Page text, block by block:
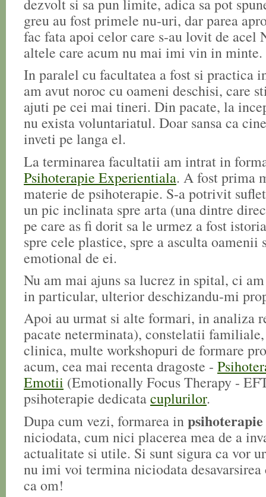
dezvolt si sa pun limite, adica sa pot
greu au fost primele nu-uri, dar parea
fac fata apoi celor care s-au lovit de acel
altele care acum nu mai imi vin in minte.
In paralel cu facultatea a fost si practica
am avut noroc cu oameni deschisi, care
ajuti pe cei mai tineri. Din pacate, la
nu exista voluntariatul. Doar sansa ca
inveti pe langa el.
La terminarea facultatii am intrat in
Psihoterapie Experientiala. A fost prima
materie de psihoterapie. S-a potrivit
un pic inclinata spre arta (una dintre
pe care as fi dorit sa le urmez a fost
spre cele plastice, spre a asculta oamenii
emotional de ei.
Nu am mai ajuns sa lucrez in spital, ci
in particular, ulterior deschizandu-mi
Apoi au urmat si alte formari, in analiza
pacate neterminata), constelatii
clinica, multe workshopuri de formare
acum, cea mai recenta dragoste -
Emotii (Emotionally Focus Therapy -
psihoterapie dedicatacuplurilor.
Dupa cum vezi, formarea inpsihoterapie
niciodata, cum nici placerea mea de a
actualitate si utile. Si sunt sigura ca vor
nu imi voi termina niciodata
ca om!